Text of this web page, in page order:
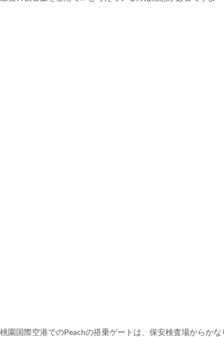
桃園国際空港でのPeachの搭乗ゲートは、保安検査場からか